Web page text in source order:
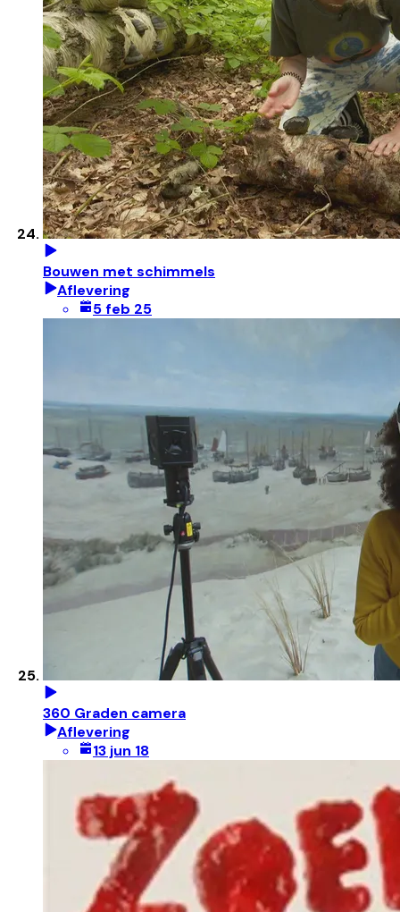
Bouwen met schimmels
Aflevering
5 feb 25
360 Graden camera
Aflevering
13 jun 18